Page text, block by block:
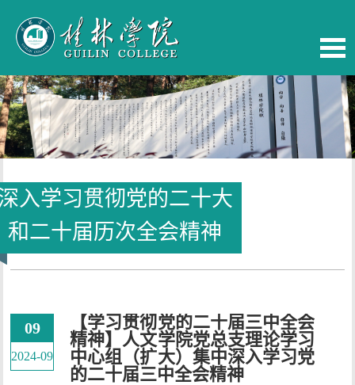
入学习贯彻党的二十大
和二十届历次全会精神
当前位置： 首页
09
2024-09
【学习贯彻党的二十届三中全会
精神】人文学院党总支理论学习
中心组（扩大）集中深入学习党
的二十届三中全会精神